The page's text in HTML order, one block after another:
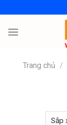
to
content
Trang chủ /